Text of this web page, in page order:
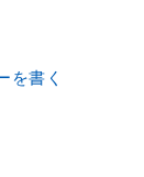
を書く